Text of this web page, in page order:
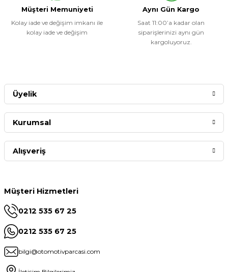
Müşteri Memuniyeti
Kolay iade ve değişim imkanı ile
kolay iade ve değişim
Aynı Gün Kargo
Saat 11:00’a kadar olan
siparişlerinizi aynı gün
kargoluyoruz.
Müşteri Hizmetleri
0212 535 67 25
0212 535 67 25
bilgi@otomotivparcasi.com
Üyelik
Kurumsal
Alışveriş